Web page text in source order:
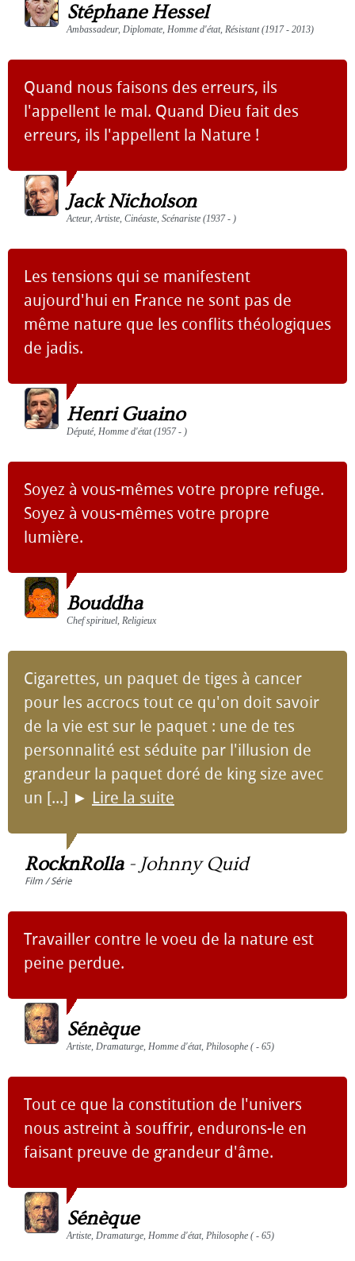
Stéphane Hessel
Ambassadeur, Diplomate, Homme d'état, Résistant (1917 - 2013)
Quand nous faisons des erreurs, ils
l'appellent le mal. Quand Dieu fait des
erreurs, ils l'appellent la Nature !
Jack Nicholson
Acteur, Artiste, Cinéaste, Scénariste (1937 - )
Les tensions qui se manifestent
aujourd'hui en France ne sont pas de
même nature que les conflits théologiques
de jadis.
Henri Guaino
Député, Homme d'état (1957 - )
Soyez à vous-mêmes votre propre refuge.
Soyez à vous-mêmes votre propre
lumière.
Bouddha
Chef spirituel, Religieux
Cigarettes, un paquet de tiges à cancer
pour les accrocs tout ce qu'on doit savoir
de la vie est sur le paquet : une de tes
personnalité est séduite par l'illusion de
grandeur la paquet doré de king size avec
un [...] ► Lire la suite
RocknRolla- Johnny Quid
Film / Série
Travailler contre le voeu de la nature est
peine perdue.
Sénèque
Artiste, Dramaturge, Homme d'état, Philosophe ( - 65)
Tout ce que la constitution de l'univers
nous astreint à souffrir, endurons-le en
faisant preuve de grandeur d'âme.
Sénèque
Artiste, Dramaturge, Homme d'état, Philosophe ( - 65)